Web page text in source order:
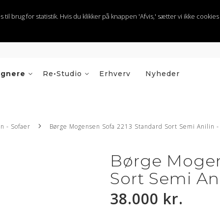
brug for statistik. Hvis du klikker på knappen 'Afvis,' sætter vi ikke
Re•Studio
Nyheder
Erhverv
- Sofaer Børge Mogensen Sofa 2213 Standard Sort Semi Anilin -
Børge
Sort Semi
38.000 kr.